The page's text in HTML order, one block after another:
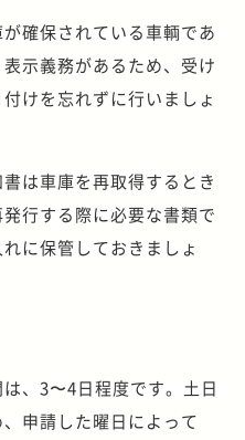
確保されている車輌であ
示義務があるため、受け
けを忘れずに行いましょ
は車庫を再取得するとき
行する際に必要な書類で
に保管しておきましょ
、3〜4日程度です。土日
申請した曜日によって